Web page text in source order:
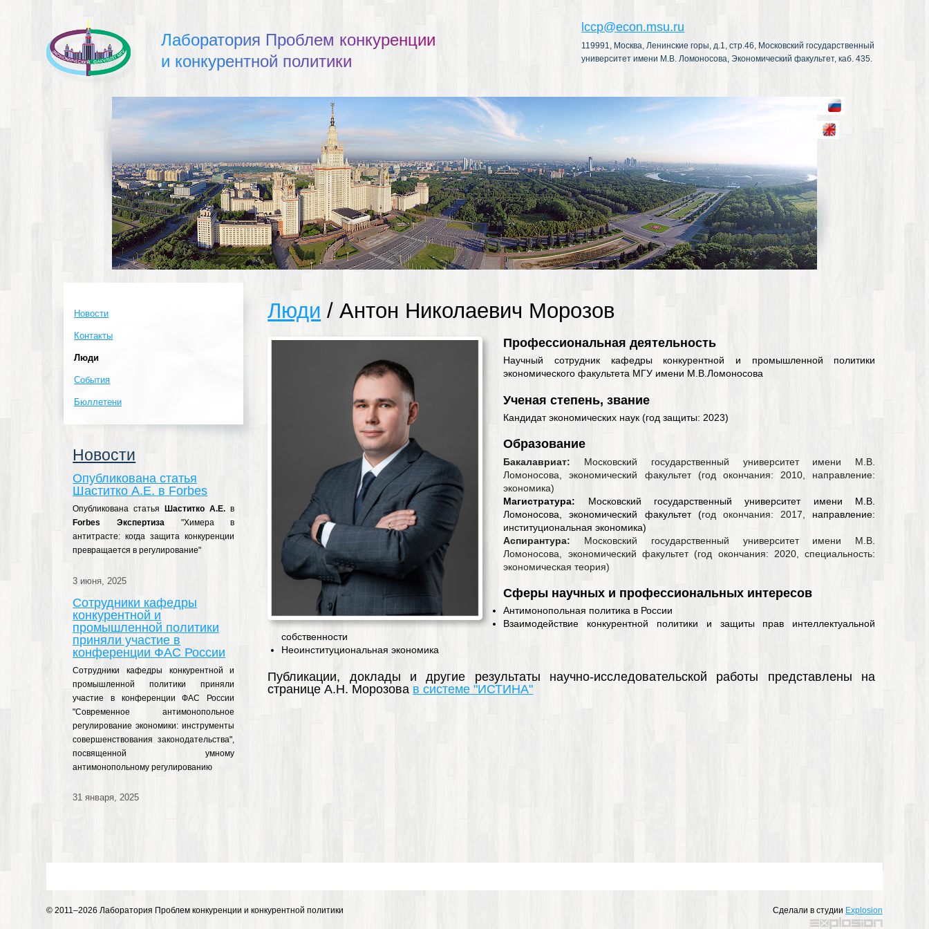
Лаборатория Проблем конкуренции
и конкурентной политики
lccp@econ.msu.ru
119991, Москва, Ленинские горы, д.1, стр.46, Московский государственный
университет имени М.В. Ломоносова, Экономический факультет, каб. 435.
Новости
Контакты
Люди
События
Бюллетени
Новости
Опубликована статья
Шаститко А.Е. в Forbes
Опубликована статья Шаститко А.Е. в
Forbes Экспертиза "Химера в
антитрасте: когда защита конкуренции
превращается в регулирование"
3 июня, 2025
Сотрудники кафедры
конкурентной и
промышленной политики
приняли участие в
конференции ФАС России
Сотрудники кафедры конкурентной и
промышленной политики приняли
участие в конференции ФАС России
"Современное антимонопольное
регулирование экономики: инструменты
совершенствования законодательства",
посвященной умному
антимонопольному регулированию
31 января, 2025
Люди / Антон Николаевич Морозов
Профессиональная деятельность
Научный сотрудник кафедры конкурентной и промышленной политики
экономического факультета МГУ имени М.В.Ломоносова
Ученая степень, звание
Кандидат экономических наук (год защиты: 2023)
Образование
Бакалавриат: Московский государственный университет имени М.В.
Ломоносова, экономический факультет (год окончания: 2010, направление:
экономика)
Магистратура: Московский государственный университет имени М.В.
Ломоносова, экономический факультет (год окончания: 2017, направление:
институциональная экономика)
Аспирантура: Московский государственный университет имени М.В.
Ломоносова, экономический факультет (год окончания: 2020, специальность:
экономическая теория)
Сферы научных и профессиональных интересов
Антимонопольная политика в России
Взаимодействие конкурентной политики и защиты прав интеллектуальной
собственности
Неоинституциональная экономика
Публикации, доклады и другие результаты научно-исследовательской работы представлены на
странице А.Н. Морозова в системе "ИСТИНА"
© 2011–2026 Лаборатория Проблем конкуренции и конкурентной политики Сделали в студии Explosion